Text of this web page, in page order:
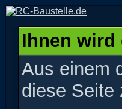
Ihnen wird
Aus einem
diese Seite